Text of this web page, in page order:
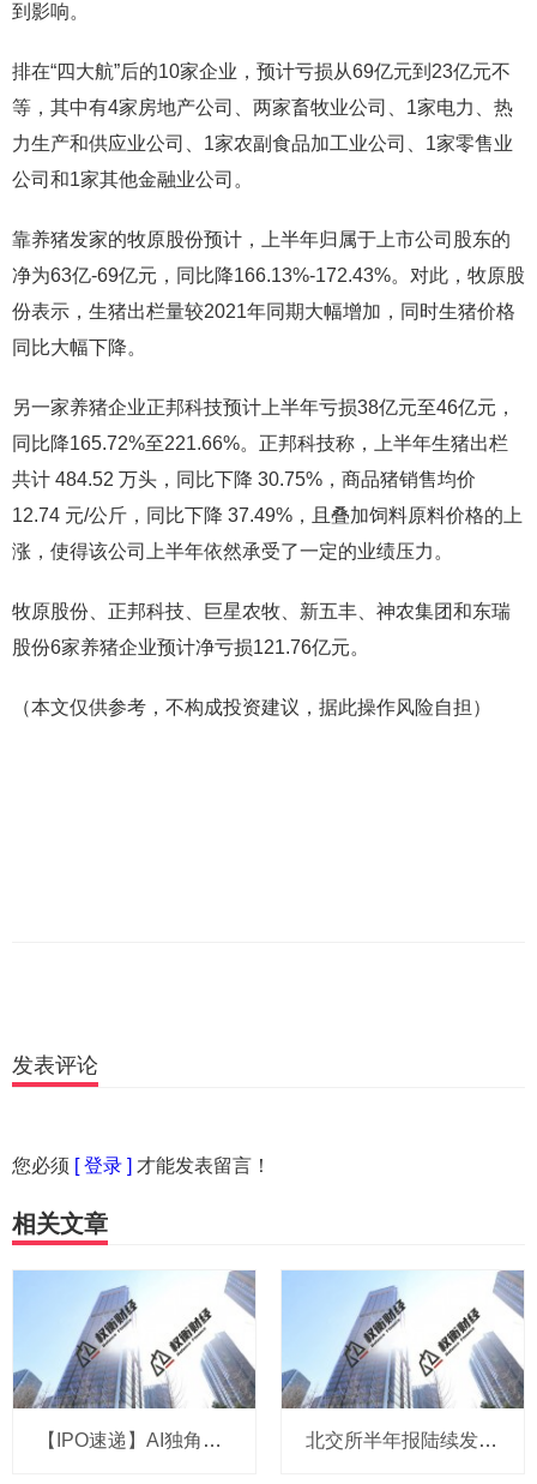
到影响。
排在“四大航”后的10家企业，预计亏损从69亿元到23亿元不
等，其中有4家房地产公司、两家畜牧业公司、1家电力、热
力生产和供应业公司、1家农副食品加工业公司、1家零售业
公司和1家其他金融业公司。
靠养猪发家的牧原股份预计，上半年归属于上市公司股东的
净为63亿-69亿元，同比降166.13%-172.43%。对此，牧原股
份表示，生猪出栏量较2021年同期大幅增加，同时生猪价格
同比大幅下降。
另一家养猪企业正邦科技预计上半年亏损38亿元至46亿元，
同比降165.72%至221.66%。正邦科技称，上半年生猪出栏
共计 484.52 万头，同比下降 30.75%，商品猪销售均价
12.74 元/公斤，同比下降 37.49%，且叠加饲料原料价格的上
涨，使得该公司上半年依然承受了一定的业绩压力。
牧原股份、正邦科技、巨星农牧、新五丰、神农集团和东瑞
股份6家养猪企业预计净亏损121.76亿元。
（本文仅供参考，不构成投资建议，据此操作风险自担）
发表评论
您必须 [ 登录 ] 才能发表留言！
相关文章
【IPO速递】AI独角兽演语科技拟冲刺港股：成立三年，ARR剑指7亿美元 北交所半年报陆续发布 高景气赛道企业业绩亮眼